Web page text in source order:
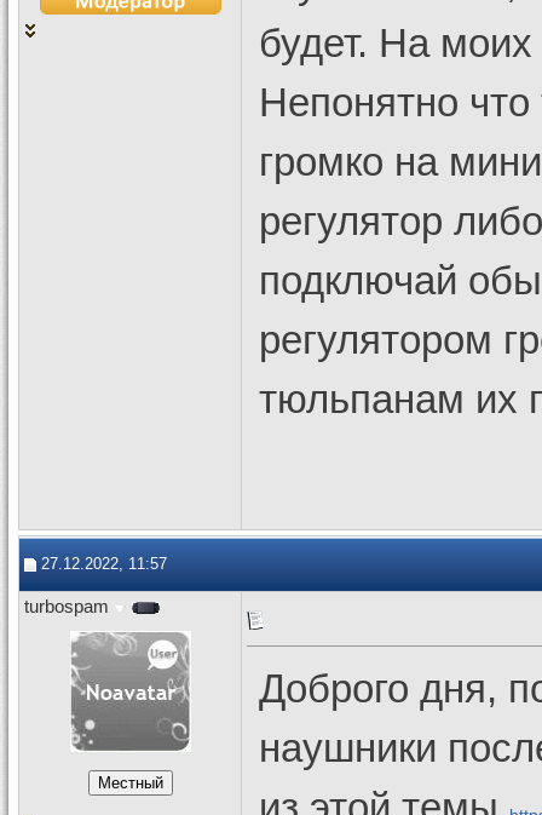
будет. На
Непонятно
громко на
регулятор
подключай
регулятором
тюльпанам их
27.12.2022, 11:57
turbospam
Доброго дня,
наушники